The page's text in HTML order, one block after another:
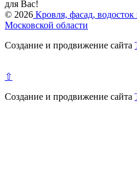
для Вас!
© 2026 Кровля, фасад,
Московской области
Создание и продвижение сайта
⇧
Создание и продвижение сайта